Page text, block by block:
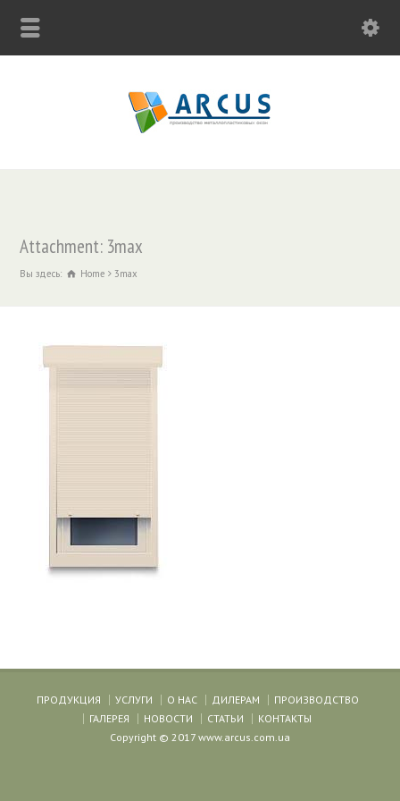
Attachment: 3max
Вы здесь: Home 3max
ПРОДУКЦИЯ УСЛУГИ О НАС ДИЛЕРАМ
ПРОИЗВОДСТВО
ГАЛЕРЕЯ
НОВОСТИ СТАТЬИ
КОНТАКТЫ
Copyright © 2017 www.arcus.com.ua